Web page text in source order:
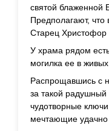
святой блаженной
Предполагают,
Старец Христофор
У храма рядом
могилка ее в
Распрощавшись с
за такой
чудотворные
мечтающие удачно